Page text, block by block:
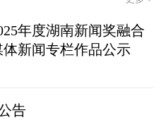
年度湖南新闻奖融合
新闻专栏作品公示
告